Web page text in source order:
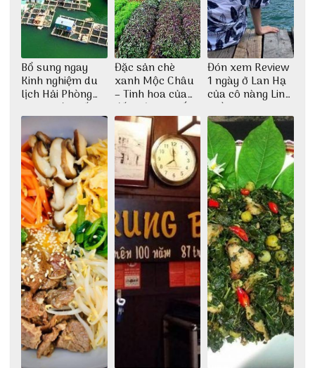
Bổ sung ngay
Kinh nghiệm du
lịch Hải Phòng
2022 mới nhất
Đặc sản chè
xanh Mộc Châu
– Tinh hoa của
đất trời Tây Bắc
Đón xem Review
1 ngày ở Lan Hạ
của cô nàng Linh
Trần